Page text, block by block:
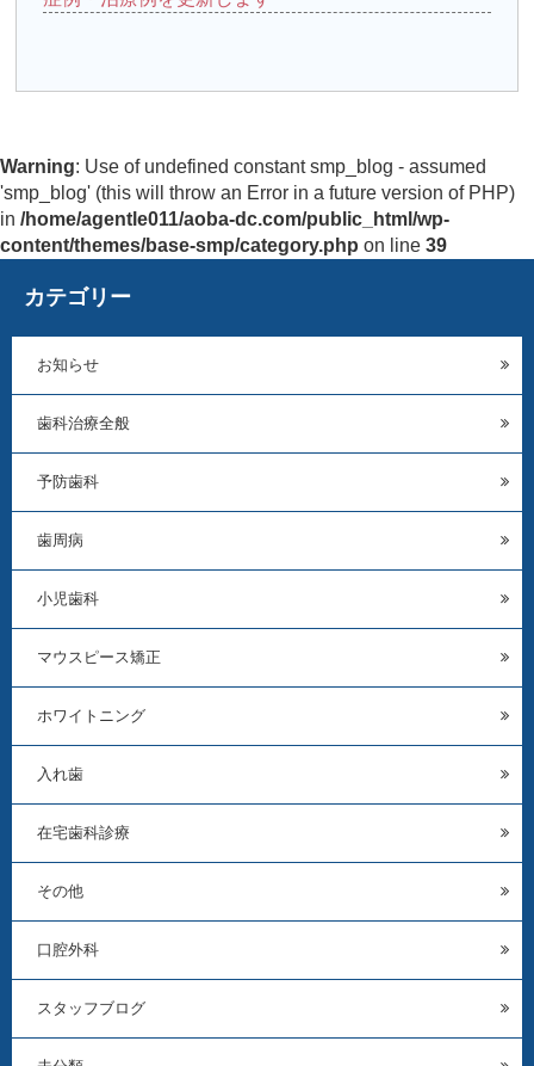
Warning: Use of undefined constant smp_blog - assumed
'smp_blog' (this will throw an Error in a future version of PHP)
in /home/agentle011/aoba-dc.com/public_html/wp-
content/themes/base-smp/category.php on line 39
カテゴリー
お知らせ
歯科治療全般
予防歯科
歯周病
小児歯科
マウスピース矯正
ホワイトニング
入れ歯
在宅歯科診療
その他
口腔外科
スタッフブログ